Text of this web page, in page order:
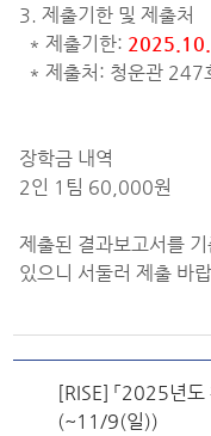
3. 제출기한 및 제출처
* 제출기한:
* 제출처: 청운관 247
장학금 내역
2인 1팀 60,000원
제출된 결과보고서를
있으니 서둘러 제출 바
[RISE] 「2025년
(~11/9(일))